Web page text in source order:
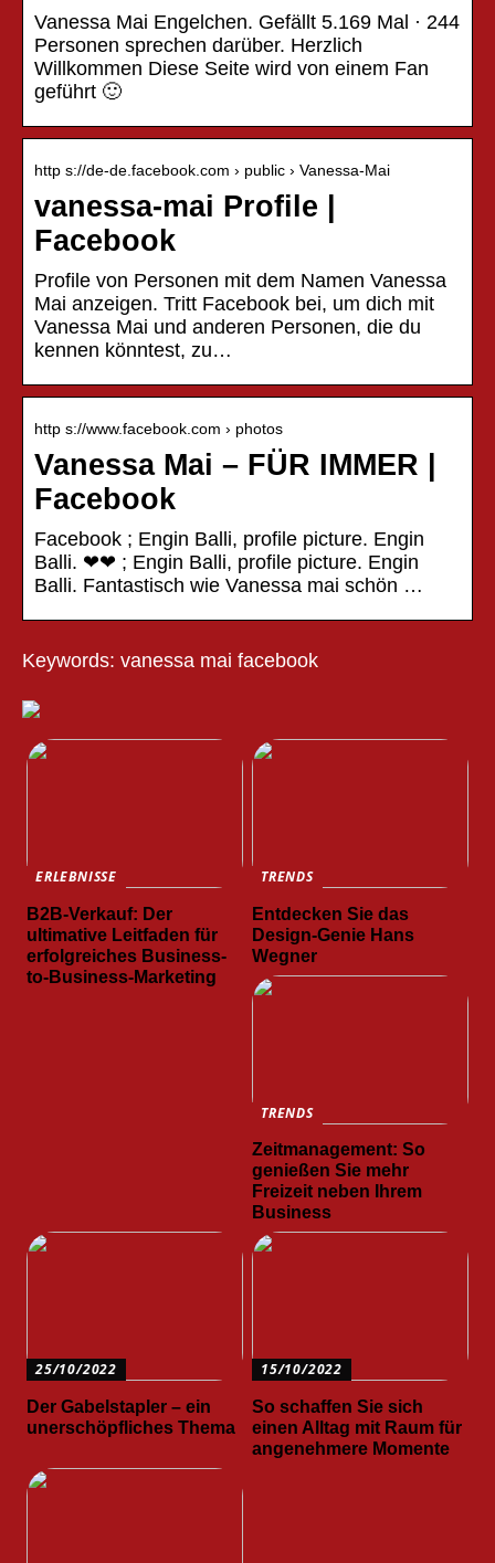
Vanessa Mai Engelchen. Gefällt 5.169 Mal · 244
Personen sprechen darüber. Herzlich
Willkommen Diese Seite wird von einem Fan
geführt 🙂
http s://de-de.facebook.com › public › Vanessa-Mai
vanessa-mai Profile |
Facebook
Profile von Personen mit dem Namen Vanessa
Mai anzeigen. Tritt Facebook bei, um dich mit
Vanessa Mai und anderen Personen, die du
kennen könntest, zu…
http s://www.facebook.com › photos
Vanessa Mai – FÜR IMMER |
Facebook
Facebook ; Engin Balli, profile picture. Engin
Balli. ❤❤ ; Engin Balli, profile picture. Engin
Balli. Fantastisch wie Vanessa mai schön …
Keywords: vanessa mai facebook
ERLEBNISSE
B2B-Verkauf: Der
ultimative Leitfaden für
erfolgreiches Business-
to-Business-Marketing
TRENDS
Entdecken Sie das
Design-Genie Hans
Wegner
TRENDS
Zeitmanagement: So
genießen Sie mehr
Freizeit neben Ihrem
Business
25/10/2022
Der Gabelstapler – ein
unerschöpfliches Thema
15/10/2022
So schaffen Sie sich
einen Alltag mit Raum für
angenehmere Momente